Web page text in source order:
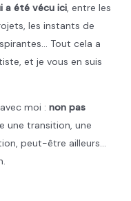
a été vécu ici, entre les
les instants de
Tout cela a
et je vous en suis
moi : non pas
une transition, une
peut-être ailleurs…